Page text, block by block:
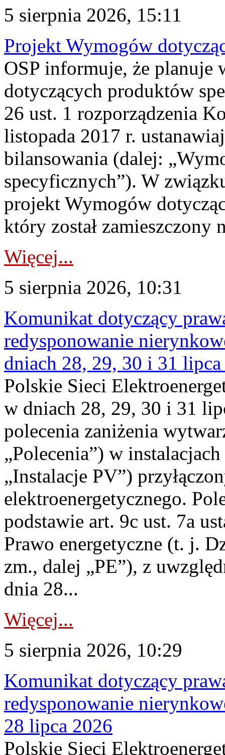
5 sierpnia 2026, 15:11
Projekt Wymogów
OSP informuje, że planuje
dotyczących produktów
26 ust. 1 rozporządzenia
listopada 2017 r.
bilansowania (dalej:
specyficznych”). W
projekt Wymogów
który został zamieszczony
Więcej...
5 sierpnia 2026, 10:31
Komunikat dotyczący
redysponowanie
dniach 28, 29, 30 i 31
Polskie Sieci
w dniach 28, 29, 30 i 31
polecenia zaniżenia
„Polecenia”) w
„Instalacje PV”)
elektroenergetycznego.
podstawie art. 9c ust. 7a
Prawo energetyczne (t. j.
zm., dalej „PE”), z
dnia 28...
Więcej...
5 sierpnia 2026, 10:29
Komunikat dotyczący
redysponowanie
28 lipca 2026
Polskie Sieci